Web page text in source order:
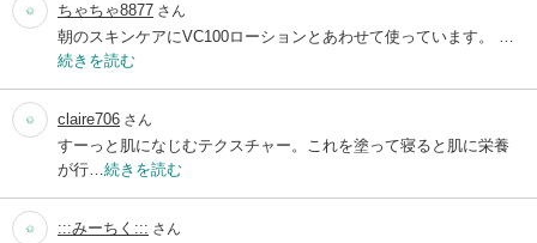
ちゃちゃ8877 さん
朝のスキンケアにVC100ローションとあわせて使っています。 …
続きを読む
claire706 さん
すーっと肌になじむテクスチャー。これを塗って寝ると肌に栄養
が行… 続きを読む
:::みーちく::: さん